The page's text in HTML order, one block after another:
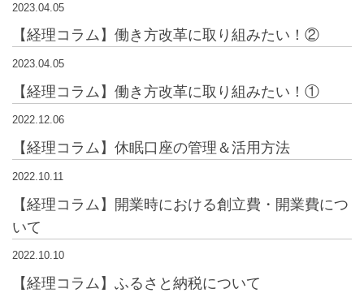
2023.04.05
【経理コラム】働き方改革に取り組みたい！②
2023.04.05
【経理コラム】働き方改革に取り組みたい！①
2022.12.06
【経理コラム】休眠口座の管理＆活用方法
2022.10.11
【経理コラム】開業時における創立費・開業費につ
いて
2022.10.10
【経理コラム】ふるさと納税について